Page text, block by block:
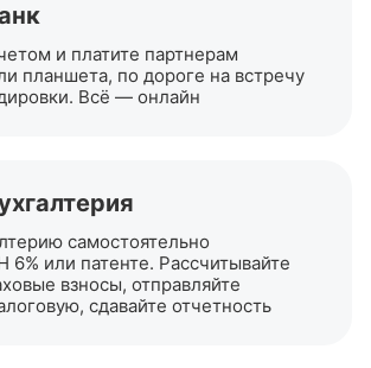
и платите партнерам
планшета, по дороге на встречу
Всё — онлайн
самостоятельно
или патенте. Рассчитывайте
взносы, отправляйте
сдавайте отчетность